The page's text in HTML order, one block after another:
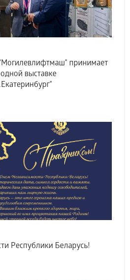
принимает
выставке
Республики Беларусь!